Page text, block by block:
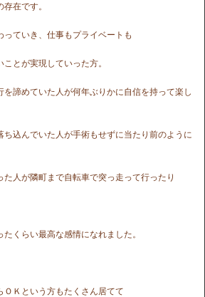
存在です。
ていき、仕事もプライベートも
とが実現していった方。
を諦めていた人が何年ぶりかに自信を持って楽し
込んでいた人が手術もせずに当たり前のように
人が隣町まで自転車で突っ走って行ったり
くらい最高な感情になれました。
ＯＫという方もたくさん居てて